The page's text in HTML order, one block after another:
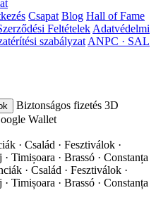
Csapat Blog Hall of Fame
Feltételek Adatvédelmi
szabályzat ANPC · SAL
Biztonságos fizetés 3D
Wallet
· Család · Fesztiválok ·
Timișoara · Brassó · Constanța
· Család · Fesztiválok ·
Timișoara · Brassó · Constanța